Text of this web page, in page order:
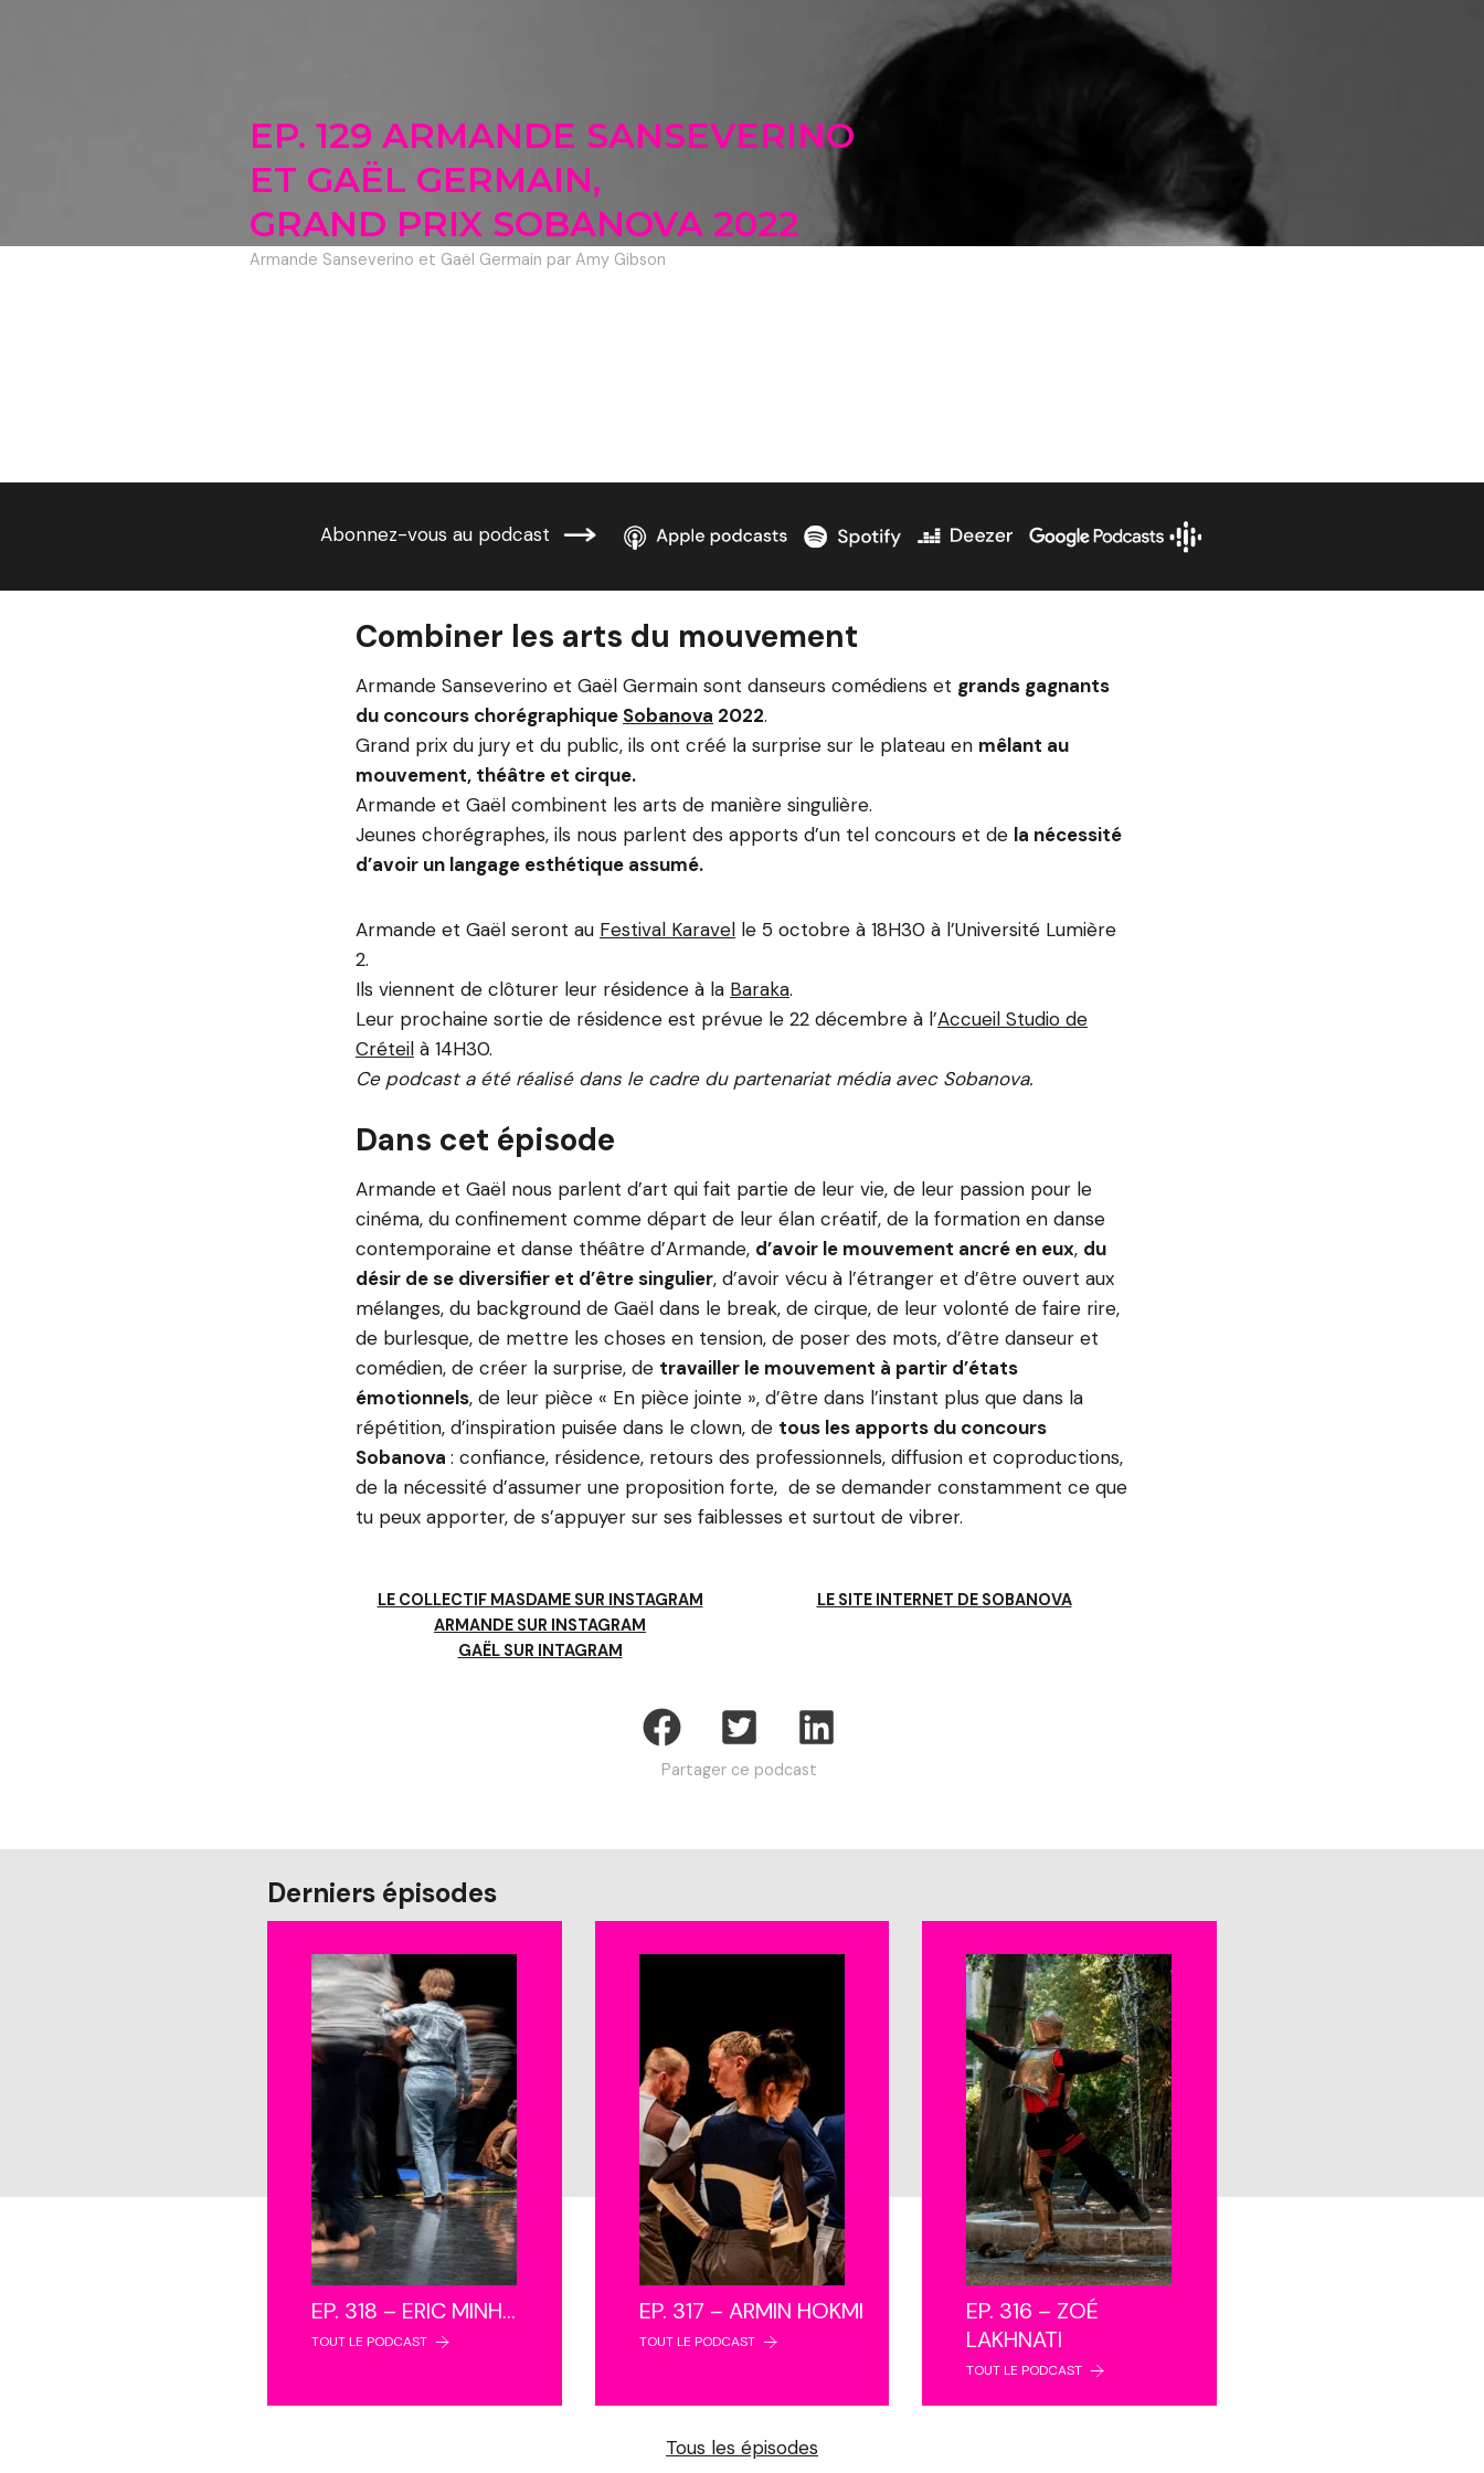
EP. 129 ARMANDE SANSEVERINO
ET GAËL GERMAIN,
GRAND PRIX SOBANOVA 2022
Armande Sanseverino et Gaël Germain par Amy Gibson
Abonnez-vous au podcast
Combiner les arts du mouvement
Armande Sanseverino et Gaël Germain sont danseurs comédiens et grands gagnants
du concours chorégraphique Sobanova 2022.
Grand prix du jury et du public, ils ont créé la surprise sur le plateau en mêlant au
mouvement, théâtre et cirque.
Armande et Gaël combinent les arts de manière singulière.
Jeunes chorégraphes, ils nous parlent des apports d’un tel concours et de la nécessité
d’avoir un langage esthétique assumé.
Armande et Gaël seront au Festival Karavel le 5 octobre à 18H30 à l’Université Lumière
2.
Ils viennent de clôturer leur résidence à la Baraka.
Leur prochaine sortie de résidence est prévue le 22 décembre à l’Accueil Studio de
Créteil à 14H30.
Ce podcast a été réalisé dans le cadre du partenariat média avec Sobanova.
Dans cet épisode
Armande et Gaël nous parlent d’art qui fait partie de leur vie, de leur passion pour le
cinéma, du confinement comme départ de leur élan créatif, de la formation en danse
contemporaine et danse théâtre d’Armande, d’avoir le mouvement ancré en eux, du
désir de se diversifier et d’être singulier, d’avoir vécu à l’étranger et d’être ouvert aux
mélanges, du background de Gaël dans le break, de cirque, de leur volonté de faire rire,
de burlesque, de mettre les choses en tension, de poser des mots, d’être danseur et
comédien, de créer la surprise, de travailler le mouvement à partir d’états
émotionnels, de leur pièce « En pièce jointe », d’être dans l’instant plus que dans la
répétition, d’inspiration puisée dans le clown, de tous les apports du concours
Sobanova : confiance, résidence, retours des professionnels, diffusion et coproductions,
de la nécessité d’assumer une proposition forte, de se demander constamment ce que
tu peux apporter, de s’appuyer sur ses faiblesses et surtout de vibrer.
LE COLLECTIF MASDAME SUR INSTAGRAM
ARMANDE SUR INSTAGRAM
GAËL SUR INTAGRAM
LE SITE INTERNET DE SOBANOVA
Partager ce podcast
Derniers épisodes
EP. 318 – ERIC MINH…
TOUT LE PODCAST
EP. 317 – ARMIN HOKMI
TOUT LE PODCAST
EP. 316 – ZOÉ
LAKHNATI
TOUT LE PODCAST
Tous les épisodes